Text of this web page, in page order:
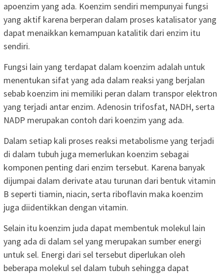
apoenzim yang ada. Koenzim sendiri mempunyai fungsi
yang aktif karena berperan dalam proses katalisator yang
dapat menaikkan kemampuan katalitik dari enzim itu
sendiri.
Fungsi lain yang terdapat dalam koenzim adalah untuk
menentukan sifat yang ada dalam reaksi yang berjalan
sebab koenzim ini memiliki peran dalam transpor elektron
yang terjadi antar enzim. Adenosin trifosfat, NADH, serta
NADP merupakan contoh dari koenzim yang ada.
Dalam setiap kali proses reaksi metabolisme yang terjadi
di dalam tubuh juga memerlukan koenzim sebagai
komponen penting dari enzim tersebut. Karena banyak
dijumpai dalam derivate atau turunan dari bentuk vitamin
B seperti tiamin, niacin, serta riboflavin maka koenzim
juga diidentikkan dengan vitamin.
Selain itu koenzim juda dapat membentuk molekul lain
yang ada di dalam sel yang merupakan sumber energi
untuk sel. Energi dari sel tersebut diperlukan oleh
beberapa molekul sel dalam tubuh sehingga dapat